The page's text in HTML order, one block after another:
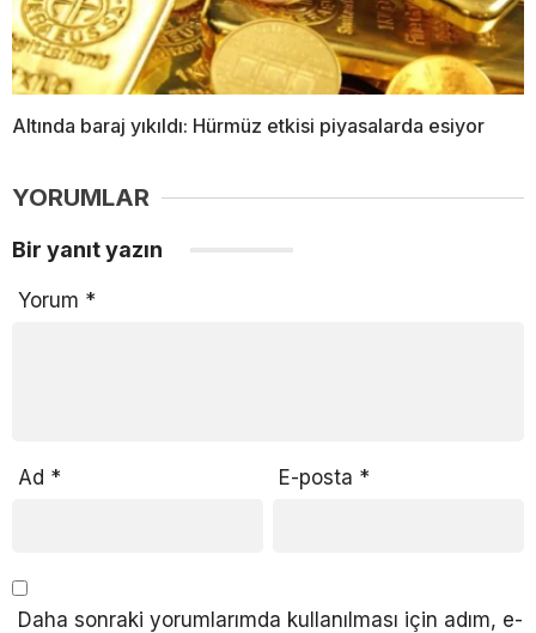
Altında baraj yıkıldı: Hürmüz etkisi piyasalarda esiyor
YORUMLAR
Bir yanıt yazın
Yorum *
Ad * E-posta *
Daha sonraki yorumlarımda kullanılması için adım, e-